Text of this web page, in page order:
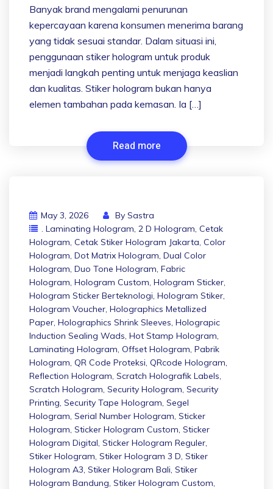
Banyak brand mengalami penurunan
kepercayaan karena konsumen menerima barang
yang tidak sesuai standar. Dalam situasi ini,
penggunaan stiker hologram untuk produk
menjadi langkah penting untuk menjaga keaslian
dan kualitas. Stiker hologram bukan hanya
elemen tambahan pada kemasan. Ia […]
Read more
May 3, 2026 By Sastra
. Laminating Hologram, 2 D Hologram, Cetak
Hologram, Cetak Stiker Hologram Jakarta, Color
Hologram, Dot Matrix Hologram, Dual Color
Hologram, Duo Tone Hologram, Fabric
Hologram, Hologram Custom, Hologram Sticker,
Hologram Sticker Berteknologi, Hologram Stiker,
Hologram Voucher, Holographics Metallized
Paper, Holographics Shrink Sleeves, Holograpic
Induction Sealing Wads, Hot Stamp Hologram,
Laminating Hologram, Offset Hologram, Pabrik
Hologram, QR Code Proteksi, QRcode Hologram,
Reflection Hologram, Scratch Holografik Labels,
Scratch Hologram, Security Hologram, Security
Printing, Security Tape Hologram, Segel
Hologram, Serial Number Hologram, Sticker
Hologram, Sticker Hologram Custom, Sticker
Hologram Digital, Sticker Hologram Reguler,
Stiker Hologram, Stiker Hologram 3 D, Stiker
Hologram A3, Stiker Hologram Bali, Stiker
Hologram Bandung, Stiker Hologram Custom,